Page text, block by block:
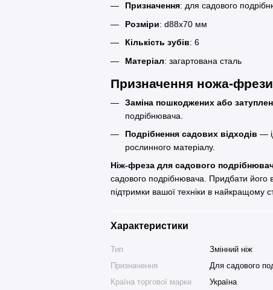
Призначення: для садового
Розміри: d88x70 мм
Кількість зубів: 6
Матеріал: загартована сталь
Призначення ножа-
Заміна пошкоджених або
подрібнювача.
Подрібнення садових відходів —
рослинного матеріалу.
Ніж-фреза для садового
садового подрібнювача. Придбати
підтримки вашої техніки в найкращому
Характеристики
Тип
Змінний ніж
Призначення
Для садового
Країна торгової марки
Україна